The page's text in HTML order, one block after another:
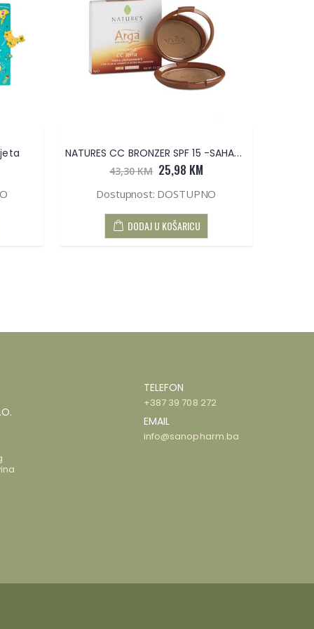
NATURES CC BRONZER SPF 15 -SAHARA 9g
43,30 KM 25,98 KM
Dostupnost: DOSTUPNO
DODAJ U KOŠARICU
TELEFON
+387 39 708 272
EMAIL
info@sanopharm.ba